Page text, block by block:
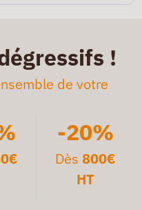
!
de votre
-20%
Dès 800€
HT